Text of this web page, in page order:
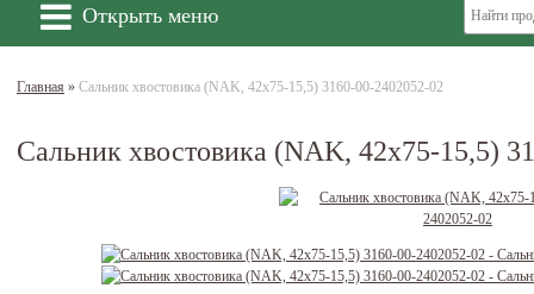
Открыть меню
Главная » Сальник хвостовика (NAK, 42х75-15,5) 3160-00-2402052-02
Сальник хвостовика (NAK, 42х75-15,5)